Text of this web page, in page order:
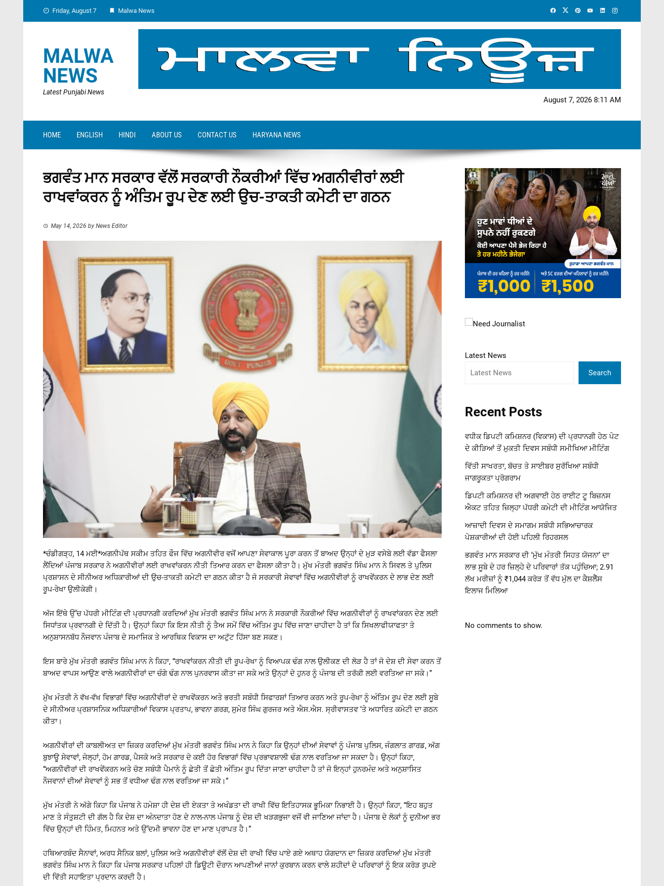
Friday, August 7 Malwa News
MALWA
NEWS
Latest Punjabi News
August 7, 2026 8:11 AM
HOME ENGLISH HINDI ABOUT US CONTACT US HARYANA NEWS
ਭਗਵੰਤ ਮਾਨ ਸਰਕਾਰ ਵੱਲੋਂ ਸਰਕਾਰੀ ਨੌਕਰੀਆਂ ਵਿੱਚ ਅਗਨੀਵੀਰਾਂ ਲਈ
ਰਾਖਵਾਂਕਰਨ ਨੂੰ ਅੰਤਿਮ ਰੂਪ ਦੇਣ ਲਈ ਉਚ-ਤਾਕਤੀ ਕਮੇਟੀ ਦਾ ਗਠਨ
May 14, 2026 by News Editor
*ਚੰਡੀਗੜ੍ਹ, 14 ਮਈ*ਅਗਨੀਪੱਥ ਸਕੀਮ ਤਹਿਤ ਫੌਜ ਵਿੱਚ ਅਗਨੀਵੀਰ ਵਜੋਂ ਆਪਣਾ ਸੇਵਾਕਾਲ ਪੂਰਾ ਕਰਨ ਤੋਂ ਬਾਅਦ ਉਨ੍ਹਾਂ ਦੇ ਮੁੜ ਵਸੇਬੇ ਲਈ ਵੱਡਾ ਫੈਸਲਾ
ਲੈਂਦਿਆਂ ਪੰਜਾਬ ਸਰਕਾਰ ਨੇ ਅਗਨੀਵੀਰਾਂ ਲਈ ਰਾਖਵਾਂਕਰਨ ਨੀਤੀ ਤਿਆਰ ਕਰਨ ਦਾ ਫੈਸਲਾ ਕੀਤਾ ਹੈ। ਮੁੱਖ ਮੰਤਰੀ ਭਗਵੰਤ ਸਿੰਘ ਮਾਨ ਨੇ ਸਿਵਲ ਤੇ ਪੁਲਿਸ
ਪ੍ਰਸ਼ਾਸਨ ਦੇ ਸੀਨੀਅਰ ਅਧਿਕਾਰੀਆਂ ਦੀ ਉਚ-ਤਾਕਤੀ ਕਮੇਟੀ ਦਾ ਗਠਨ ਕੀਤਾ ਹੈ ਜੋ ਸਰਕਾਰੀ ਸੇਵਾਵਾਂ ਵਿੱਚ ਅਗਨੀਵੀਰਾਂ ਨੂੰ ਰਾਖਵੇਂਕਰਨ ਦੇ ਲਾਭ ਦੇਣ ਲਈ
ਰੂਪ-ਰੇਖਾ ਉਲੀਕੇਗੀ।
ਅੱਜ ਇੱਥੇ ਉੱਚ ਪੱਧਰੀ ਮੀਟਿੰਗ ਦੀ ਪ੍ਰਧਾਨਗੀ ਕਰਦਿਆਂ ਮੁੱਖ ਮੰਤਰੀ ਭਗਵੰਤ ਸਿੰਘ ਮਾਨ ਨੇ ਸਰਕਾਰੀ ਨੌਕਰੀਆਂ ਵਿੱਚ ਅਗਨੀਵੀਰਾਂ ਨੂੰ ਰਾਖਵਾਂਕਰਨ ਦੇਣ ਲਈ
ਸਿਧਾਂਤਕ ਪ੍ਰਵਾਨਗੀ ਦੇ ਦਿੱਤੀ ਹੈ। ਉਨ੍ਹਾਂ ਕਿਹਾ ਕਿ ਇਸ ਨੀਤੀ ਨੂੰ ਤੈਅ ਸਮੇਂ ਵਿੱਚ ਅੰਤਿਮ ਰੂਪ ਵਿੱਚ ਜਾਣਾ ਚਾਹੀਦਾ ਹੈ ਤਾਂ ਕਿ ਸਿਖਲਾਫੀਯਾਫਤਾ ਤੇ
ਅਨੁਸ਼ਾਸਨਬੱਧ ਨੌਜਵਾਨ ਪੰਜਾਬ ਦੇ ਸਮਾਜਿਕ ਤੇ ਆਰਥਿਕ ਵਿਕਾਸ ਦਾ ਅਟੁੱਟ ਹਿੱਸਾ ਬਣ ਸਕਣ।
ਇਸ ਬਾਰੇ ਮੁੱਖ ਮੰਤਰੀ ਭਗਵੰਤ ਸਿੰਘ ਮਾਨ ਨੇ ਕਿਹਾ, “ਰਾਖਵਾਂਕਰਨ ਨੀਤੀ ਦੀ ਰੂਪ-ਰੇਖਾ ਨੂੰ ਵਿਆਪਕ ਢੰਗ ਨਾਲ ਉਲੀਕਣ ਦੀ ਲੋੜ ਹੈ ਤਾਂ ਜੋ ਦੇਸ਼ ਦੀ ਸੇਵਾ ਕਰਨ ਤੋਂ
ਬਾਅਦ ਵਾਪਸ ਆਉਣ ਵਾਲੇ ਅਗਨੀਵੀਰਾਂ ਦਾ ਚੰਗੇ ਢੰਗ ਨਾਲ ਪੁਨਰਵਾਸ ਕੀਤਾ ਜਾ ਸਕੇ ਅਤੇ ਉਨ੍ਹਾਂ ਦੇ ਹੁਨਰ ਨੂੰ ਪੰਜਾਬ ਦੀ ਤਰੱਕੀ ਲਈ ਵਰਤਿਆ ਜਾ ਸਕੇ।”
ਮੁੱਖ ਮੰਤਰੀ ਨੇ ਵੱਖ-ਵੱਖ ਵਿਭਾਗਾਂ ਵਿੱਚ ਅਗਨੀਵੀਰਾਂ ਦੇ ਰਾਖਵੇਂਕਰਨ ਅਤੇ ਭਰਤੀ ਸਬੰਧੀ ਸਿਫਾਰਸ਼ਾਂ ਤਿਆਰ ਕਰਨ ਅਤੇ ਰੂਪ-ਰੇਖਾ ਨੂੰ ਅੰਤਿਮ ਰੂਪ ਦੇਣ ਲਈ ਸੂਬੇ
ਦੇ ਸੀਨੀਅਰ ਪ੍ਰਸ਼ਾਸਨਿਕ ਅਧਿਕਾਰੀਆਂ ਵਿਕਾਸ ਪ੍ਰਤਾਪ, ਭਾਵਨਾ ਗਰਗ, ਸੁਮੇਰ ਸਿੰਘ ਗੁਰਜਰ ਅਤੇ ਐਸ.ਐਸ. ਸ੍ਰੀਵਾਸਤਵ ’ਤੇ ਅਧਾਰਿਤ ਕਮੇਟੀ ਦਾ ਗਠਨ
ਕੀਤਾ।
ਅਗਨੀਵੀਰਾਂ ਦੀ ਕਾਬਲੀਅਤ ਦਾ ਜ਼ਿਕਰ ਕਰਦਿਆਂ ਮੁੱਖ ਮੰਤਰੀ ਭਗਵੰਤ ਸਿੰਘ ਮਾਨ ਨੇ ਕਿਹਾ ਕਿ ਉਨ੍ਹਾਂ ਦੀਆਂ ਸੇਵਾਵਾਂ ਨੂੰ ਪੰਜਾਬ ਪੁਲਿਸ, ਜੰਗਲਾਤ ਗਾਰਡ, ਅੱਗ
ਬੁਝਾਊ ਸੇਵਾਵਾਂ, ਜੇਲ੍ਹਾਂ, ਹੋਮ ਗਾਰਡ, ਪੈਸਕੋ ਅਤੇ ਸਰਕਾਰ ਦੇ ਕਈ ਹੋਰ ਵਿਭਾਗਾਂ ਵਿੱਚ ਪ੍ਰਭਾਵਸ਼ਾਲੀ ਢੰਗ ਨਾਲ ਵਰਤਿਆ ਜਾ ਸਕਦਾ ਹੈ। ਉਨ੍ਹਾਂ ਕਿਹਾ,
“ਅਗਨੀਵੀਰਾਂ ਦੀ ਰਾਖਵੇਂਕਰਨ ਅਤੇ ਚੋਣ ਸਬੰਧੀ ਪੈਮਾਨੇ ਨੂੰ ਛੇਤੀ ਤੋਂ ਛੇਤੀ ਅੰਤਿਮ ਰੂਪ ਦਿੱਤਾ ਜਾਣਾ ਚਾਹੀਦਾ ਹੈ ਤਾਂ ਜੋ ਇਨ੍ਹਾਂ ਹੁਨਰਮੰਦ ਅਤੇ ਅਨੁਸ਼ਾਸਿਤ
ਨੌਜਵਾਨਾਂ ਦੀਆਂ ਸੇਵਾਵਾਂ ਨੂੰ ਸਭ ਤੋਂ ਵਧੀਆ ਢੰਗ ਨਾਲ ਵਰਤਿਆ ਜਾ ਸਕੇ।”
ਮੁੱਖ ਮੰਤਰੀ ਨੇ ਅੱਗੇ ਕਿਹਾ ਕਿ ਪੰਜਾਬ ਨੇ ਹਮੇਸ਼ਾ ਹੀ ਦੇਸ਼ ਦੀ ਏਕਤਾ ਤੇ ਅਖੰਡਤਾ ਦੀ ਰਾਖੀ ਵਿੱਚ ਇਤਿਹਾਸਕ ਭੂਮਿਕਾ ਨਿਭਾਈ ਹੈ। ਉਨ੍ਹਾਂ ਕਿਹਾ, “ਇਹ ਬਹੁਤ
ਮਾਣ ਤੇ ਸੰਤੁਸ਼ਟੀ ਦੀ ਗੱਲ ਹੈ ਕਿ ਦੇਸ਼ ਦਾ ਅੰਨਦਾਤਾ ਹੋਣ ਦੇ ਨਾਲ-ਨਾਲ ਪੰਜਾਬ ਨੂੰ ਦੇਸ਼ ਦੀ ਖੜਗਭੁਜਾ ਵਜੋਂ ਵੀ ਜਾਣਿਆ ਜਾਂਦਾ ਹੈ। ਪੰਜਾਬ ਦੇ ਲੋਕਾਂ ਨੂੰ ਦੁਨੀਆ ਭਰ
ਵਿੱਚ ਉਨ੍ਹਾਂ ਦੀ ਹਿੰਮਤ, ਮਿਹਨਤ ਅਤੇ ਉੱਦਮੀ ਭਾਵਨਾ ਹੋਣ ਦਾ ਮਾਣ ਪ੍ਰਾਪਤ ਹੈ।”
ਹਥਿਆਰਬੰਦ ਸੈਨਾਵਾਂ, ਅਰਧ ਸੈਨਿਕ ਬਲਾਂ, ਪੁਲਿਸ ਅਤੇ ਅਗਨੀਵੀਰਾਂ ਵੱਲੋਂ ਦੇਸ਼ ਦੀ ਰਾਖੀ ਵਿੱਚ ਪਾਏ ਗਏ ਅਥਾਹ ਯੋਗਦਾਨ ਦਾ ਜ਼ਿਕਰ ਕਰਦਿਆਂ ਮੁੱਖ ਮੰਤਰੀ
ਭਗਵੰਤ ਸਿੰਘ ਮਾਨ ਨੇ ਕਿਹਾ ਕਿ ਪੰਜਾਬ ਸਰਕਾਰ ਪਹਿਲਾਂ ਹੀ ਡਿਊਟੀ ਦੌਰਾਨ ਆਪਣੀਆਂ ਜਾਨਾਂ ਕੁਰਬਾਨ ਕਰਨ ਵਾਲੇ ਸ਼ਹੀਦਾਂ ਦੇ ਪਰਿਵਾਰਾਂ ਨੂੰ ਇਕ ਕਰੋੜ ਰੁਪਏ
ਦੀ ਵਿੱਤੀ ਸਹਾਇਤਾ ਪ੍ਰਦਾਨ ਕਰਦੀ ਹੈ।
Latest News
Search
Recent Posts
ਵਧੀਕ ਡਿਪਟੀ ਕਮਿਸ਼ਨਰ (ਵਿਕਾਸ) ਦੀ ਪ੍ਰਧਾਨਗੀ ਹੇਠ ਪੇਟ
ਦੇ ਕੀੜਿਆਂ ਤੋਂ ਮੁਕਤੀ ਦਿਵਸ ਸਬੰਧੀ ਸਮੀਖਿਆ ਮੀਟਿੰਗ
ਵਿੱਤੀ ਸਾਖਰਤਾ, ਬੱਚਤ ਤੇ ਸਾਈਬਰ ਸੁਰੱਖਿਆ ਸਬੰਧੀ
ਜਾਗਰੂਕਤਾ ਪ੍ਰੋਗਰਾਮ
ਡਿਪਟੀ ਕਮਿਸ਼ਨਰ ਦੀ ਅਗਵਾਈ ਹੇਠ ਰਾਈਟ ਟੂ ਬਿਜ਼ਨਸ
ਐਕਟ ਤਹਿਤ ਜ਼ਿਲ੍ਹਾ ਪੱਧਰੀ ਕਮੇਟੀ ਦੀ ਮੀਟਿੰਗ ਆਯੋਜਿਤ
ਆਜ਼ਾਦੀ ਦਿਵਸ ਦੇ ਸਮਾਗਮ ਸਬੰਧੀ ਸਭਿਆਚਾਰਕ
ਪੇਸ਼ਕਾਰੀਆਂ ਦੀ ਹੋਈ ਪਹਿਲੀ ਰਿਹਰਸਲ
ਭਗਵੰਤ ਮਾਨ ਸਰਕਾਰ ਦੀ ‘ਮੁੱਖ ਮੰਤਰੀ ਸਿਹਤ ਯੋਜਨਾ’ ਦਾ
ਲਾਭ ਸੂਬੇ ਦੇ ਹਰ ਜ਼ਿਲ੍ਹੇ ਦੇ ਪਰਿਵਾਰਾਂ ਤੱਕ ਪਹੁੰਚਿਆ; 2.91
ਲੱਖ ਮਰੀਜ਼ਾਂ ਨੂੰ ₹1,044 ਕਰੋੜ ਤੋਂ ਵੱਧ ਮੁੱਲ ਦਾ ਕੈਸ਼ਲੈੱਸ
ਇਲਾਜ ਮਿਲਿਆ
No comments to show.